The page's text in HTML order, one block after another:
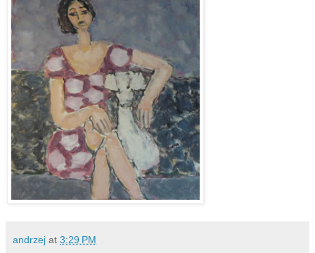
andrzej at 3:29 PM